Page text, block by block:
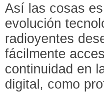
Así las cosas
evolución
radioyentes
fácilmente
continuidad en
digital, como